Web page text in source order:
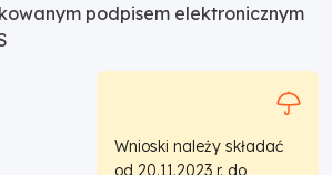
podpisem elektronicznym
Wnioski należy składać